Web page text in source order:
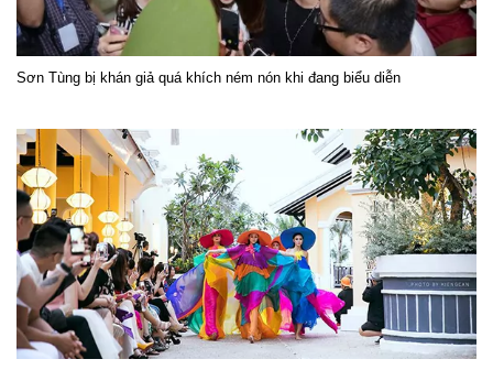
Sơn Tùng bị khán giả quá khích ném nón khi đang biểu diễn